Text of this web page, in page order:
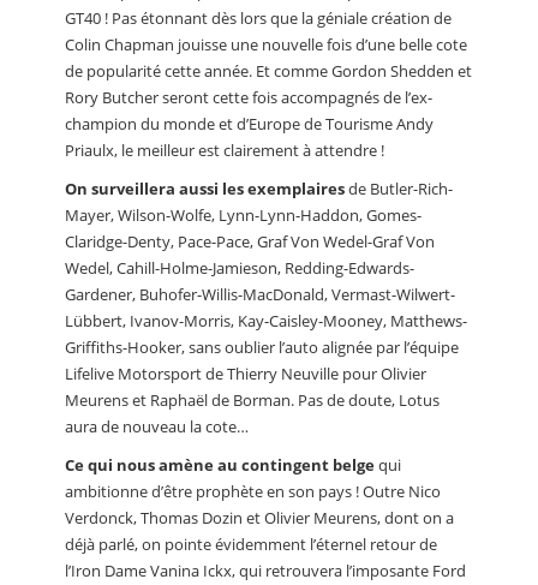
GT40 ! Pas étonnant dès lors que la géniale création de
Colin Chapman jouisse une nouvelle fois d’une belle cote
de popularité cette année. Et comme Gordon Shedden et
Rory Butcher seront cette fois accompagnés de l’ex-
champion du monde et d’Europe de Tourisme Andy
Priaulx, le meilleur est clairement à attendre !
On surveillera aussi les exemplairesde Butler-Rich-
Mayer, Wilson-Wolfe, Lynn-Lynn-Haddon, Gomes-
Claridge-Denty, Pace-Pace, Graf Von Wedel-Graf Von
Wedel, Cahill-Holme-Jamieson, Redding-Edwards-
Gardener, Buhofer-Willis-MacDonald, Vermast-Wilwert-
Lübbert, Ivanov-Morris, Kay-Caisley-Mooney, Matthews-
Griffiths-Hooker, sans oublier l’auto alignée par l’équipe
Lifelive Motorsport de Thierry Neuville pour Olivier
Meurens et Raphaël de Borman. Pas de doute, Lotus
aura de nouveau la cote…
Ce qui nous amène au contingent belgequi
ambitionne d’être prophète en son pays ! Outre Nico
Verdonck, Thomas Dozin et Olivier Meurens, dont on a
déjà parlé, on pointe évidemment l’éternel retour de
l’Iron Dame Vanina Ickx, qui retrouvera l’imposante Ford